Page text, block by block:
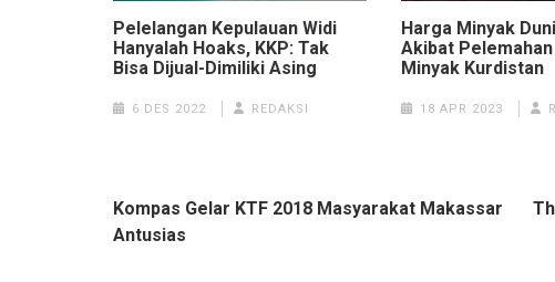
Pelelangan Kepulauan Widi
Hanyalah Hoaks, KKP: Tak
Bisa Dijual-Dimiliki Asing
6 DES 2022 REDAKSI
Harga Minyak
Akibat
Minyak Kurdistan
18 APR 2023
Navigasi
pos
Kompas Gelar KTF 2018 Masyarakat Makassar
Antusias